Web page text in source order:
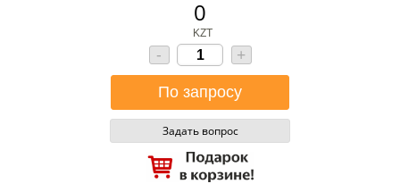
0
KZT
- +
Задать вопрос